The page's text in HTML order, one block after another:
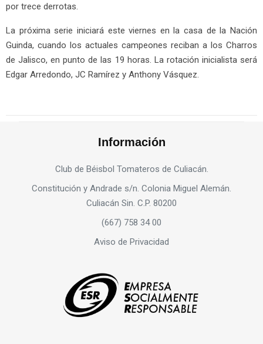
por trece derrotas.
La próxima serie iniciará este viernes en la casa de la Nación
Guinda, cuando los actuales campeones reciban a los Charros
de Jalisco, en punto de las 19 horas. La rotación inicialista será
Edgar Arredondo, JC Ramírez y Anthony Vásquez.
Información
Club de Béisbol Tomateros de Culiacán.
Constitución y Andrade s/n. Colonia Miguel Alemán.
Culiacán Sin. C.P. 80200
(667) 758 34 00
Aviso de Privacidad